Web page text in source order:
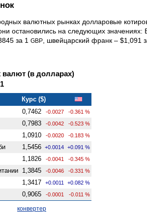
валютных рынках долларовые
остановились на следующих значениях:
за 1 GBP , швейцарский франк – $1,091
(в долларах)
Курс ($)
0,7462 -0.0027 -0.361 %
0,7983 -0.0042 -0.523 %
1,0910 -0.0020 -0.183 %
1,5456 +0.0014 +0.091 %
1,1826 -0.0041 -0.345 %
1,3845 -0.0046 -0.331 %
1,3417 +0.0011 +0.082 %
0,9065 -0.0001 -0.011 %
конвертер